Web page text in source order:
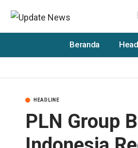
Beranda
HEADLINE
PLN Group